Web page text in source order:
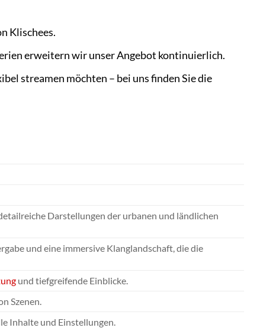
Klischees.
erweitern wir unser Angebot kontinuierlich.
streamen möchten – bei uns finden Sie die
Darstellungen der urbanen und ländlichen
und eine immersive Klanglandschaft, die die
und tiefgreifende Einblicke.
Szenen.
Inhalte und Einstellungen.